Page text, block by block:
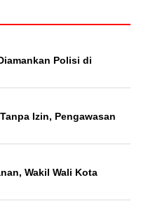
Polisi di
Izin, Pengawasan
Wakil Wali Kota